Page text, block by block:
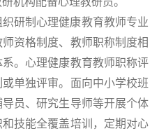
织研制心理健康教育教师专业
资格制度、教师职称制度相
。心理健康教育教师职称评
单独评审。面向中小学校班
员、研究生导师等开展个体
技能全覆盖培训，定期对心